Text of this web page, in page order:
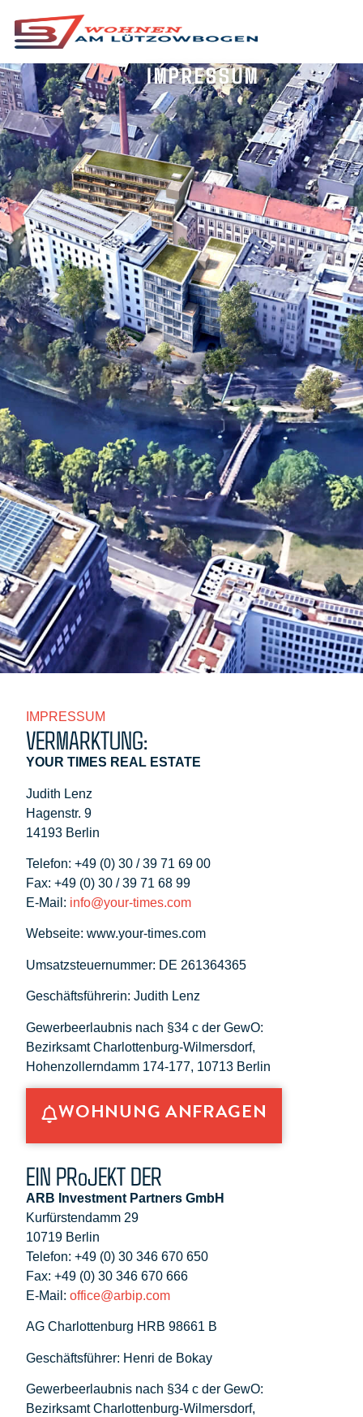
IMPRESSUM
IMPRESSUM
VERMARKTUNG:
YOUR TIMES REAL ESTATE
Judith Lenz
Hagenstr. 9
14193 Berlin
Telefon: +49 (0) 30 / 39 71 69 00
Fax: +49 (0) 30 / 39 71 68 99
E-Mail: info@your-times.com
Webseite: www.your-times.com
Umsatzsteuernummer: DE 261364365
Geschäftsführerin: Judith Lenz
Gewerbeerlaubnis nach §34 c der GewO:
Bezirksamt Charlottenburg-Wilmersdorf,
Hohenzollerndamm 174-177, 10713 Berlin
WOHNUNG ANFRAGEN
EIN PRoJEKT DER
ARB Investment Partners GmbH
Kurfürstendamm 29
10719 Berlin
Telefon: +49 (0) 30 346 670 650
Fax: +49 (0) 30 346 670 666
E-Mail:office@arbip.com
AG Charlottenburg HRB 98661 B
Geschäftsführer: Henri de Bokay
Gewerbeerlaubnis nach §34 c der GewO:
Bezirksamt Charlottenburg-Wilmersdorf,